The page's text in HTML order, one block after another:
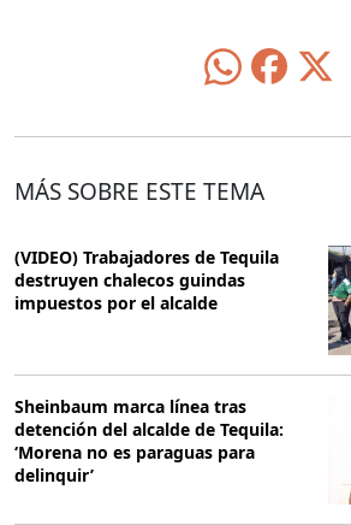
MÁS SOBRE ESTE TEMA
(VIDEO) Trabajadores de Tequila
destruyen chalecos guindas
impuestos por el alcalde
Sheinbaum marca línea tras
detención del alcalde de Tequila:
‘Morena no es paraguas para
delinquir’